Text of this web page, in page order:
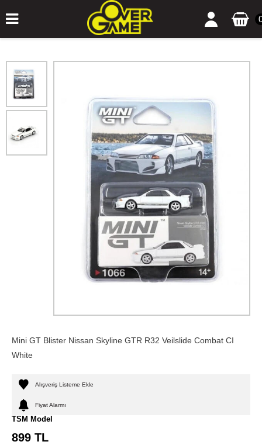
Mini GT Blister Nissan Skyline GTR R32 Veilslide Combat CI
White
Alışveriş Listeme Ekle
Fiyat Alarmı
TSM Model
899 TL